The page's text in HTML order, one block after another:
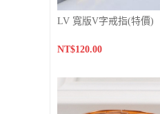
LV 寬版V字戒指(特價)
NT$120.00